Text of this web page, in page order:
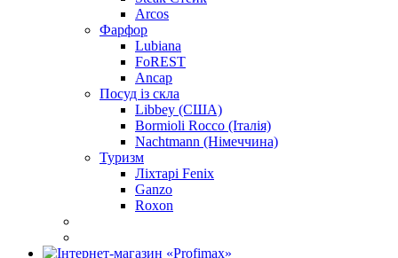
Arcos
Фарфор
Lubiana
FoREST
Ancap
Посуд із скла
Libbey (США)
Bormioli Rocco (Італія)
Nachtmann (Німеччина)
Туризм
Ліхтарі Fenix
Ganzo
Roxon